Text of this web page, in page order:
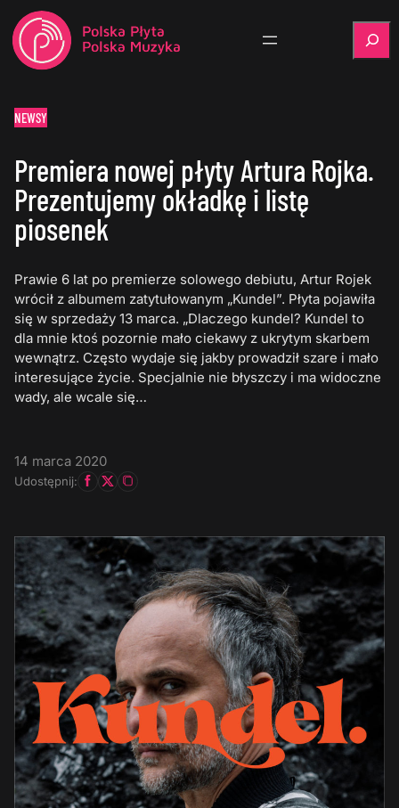
NEWSY
Premiera nowej płyty Artura Rojka.
Prezentujemy okładkę i listę
piosenek
Prawie 6 lat po premierze solowego debiutu, Artur Rojek
wrócił z albumem zatytułowanym „Kundel”. Płyta pojawiła
się w sprzedaży 13 marca. „Dlaczego kundel? Kundel to
dla mnie ktoś pozornie mało ciekawy z ukrytym skarbem
wewnątrz. Często wydaje się jakby prowadził szare i mało
interesujące życie. Specjalnie nie błyszczy i ma widoczne
wady, ale wcale się…
14 marca 2020
Udostępnij: